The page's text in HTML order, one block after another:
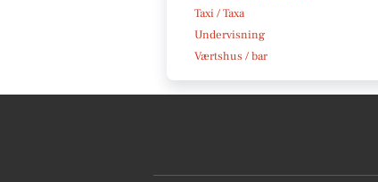
Taxi / Taxa
Undervisning
Værtshus / bar